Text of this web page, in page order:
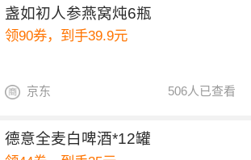
盏如初人参燕窝炖6瓶
领90券，到手39.9元
506人已查看
京东
德意全麦白啤酒*12罐